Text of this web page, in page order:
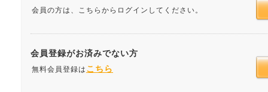
会員の方は、こちらからログインしてください。
会員登録がお済みでない方
無料会員登録は こちら